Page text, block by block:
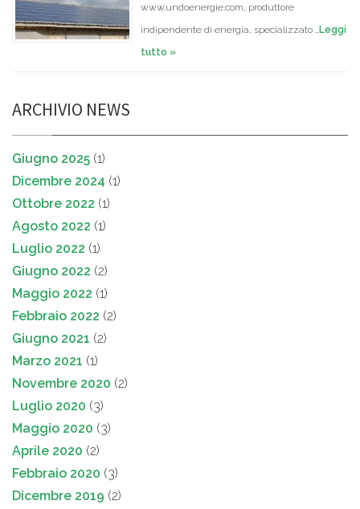
www.undoenergie.com, produttore
indipendente di energia, specializzato … Leggi
tutto »
ARCHIVIO NEWS
Giugno 2025 (1)
Dicembre 2024 (1)
Ottobre 2022 (1)
Agosto 2022 (1)
Luglio 2022 (1)
Giugno 2022 (2)
Maggio 2022 (1)
Febbraio 2022 (2)
Giugno 2021 (2)
Marzo 2021 (1)
Novembre 2020 (2)
Luglio 2020 (3)
Maggio 2020 (3)
Aprile 2020 (2)
Febbraio 2020 (3)
Dicembre 2019 (2)